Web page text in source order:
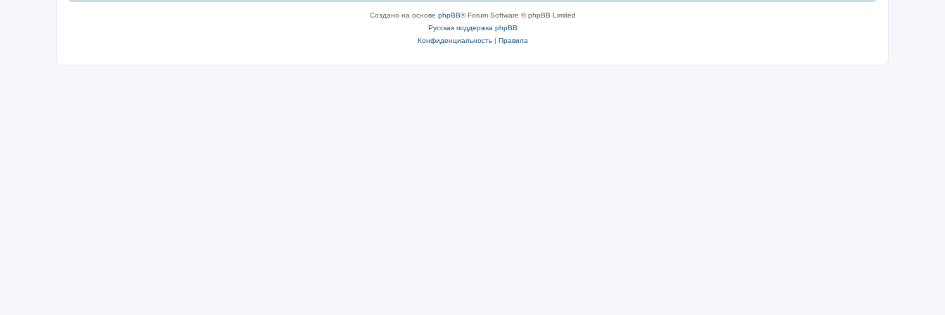
Создано на основе phpBB® Forum Software © phpBB Limited
Русская поддержка phpBB
Конфиденциальность| Правила